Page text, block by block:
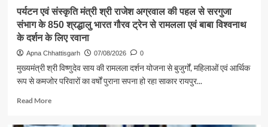
पर्यटन एवं संस्कृति मंत्री श्री राजेश अग्रवाल की पहल से सरगुजा
संभाग के 850 श्रद्धालु भारत गौरव ट्रेन से रामलला एवं बाबा विश्वनाथ
के दर्शन के लिए रवाना
Apna Chhattisgarh 07/08/2026 0
मुख्यमंत्री श्री विष्णुदेव साय की रामलला दर्शन योजना से बुजुर्गों, महिलाओं एवं आर्थिक
रूप से कमजोर परिवारों का वर्षों पुराना सपना हो रहा साकार रायपुर...
Read MoreRead